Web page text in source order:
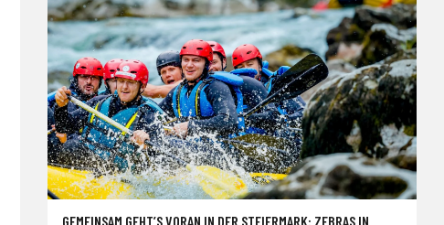
GEMEINSAM GEHT’S VORAN IN DER STEIERMARK: ZEBRAS IN